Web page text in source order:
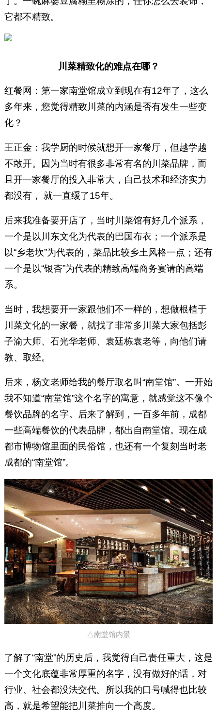
它都不精致。
川菜精致化的难点在哪？
红餐网：第一家南堂馆成立到现在有12年了，这么
多年来，您觉得精致川菜的内涵是否有发生一些变
化？
王正金：我学厨的时候就想开一家餐厅，但越学越
不敢开。因为当时有很多非常有名的川菜品牌，而
且开一家餐厅的投入非常大，自己技术和经济实力
都没有， 就一直缓了15年。
后来我准备要开店了，当时川菜馆有好几个派系，
一个是以川东文化为代表的巴国布衣；一个派系是
以“乡老坎”为代表的，菜品比较乡土风格一点；还有
一个是以“银杏”为代表的精致高端商务宴请的高端
系。
当时，我想要开一家跟他们不一样的，想做根植于
川菜文化的一家餐，就找了非常多川菜大家包括彭
子渝大师、石光华老师、袁廷栋袁老等，向他们请
教、取经。
后来，杨文老师给我的餐厅取名叫“南堂馆”。一开始
我不知道“南堂馆”这个名字的寓意，就感觉这不像个
餐饮品牌的名字。后来了解到，一百多年前，成都
一些高端餐饮的代表品牌，都出自南堂馆。现在成
都市博物馆里面的民俗馆，也还有一个复刻当时老
成都的“南堂馆”。
△南堂馆内景
了解了“南堂”的历史后，我觉得自己责任重大，这是
一个文化底蕴非常厚重的名字，没有做好的话，对
行业、社会都没法交代。所以我的口号喊得也比较
高，就是希望能把川菜推向一个高度。